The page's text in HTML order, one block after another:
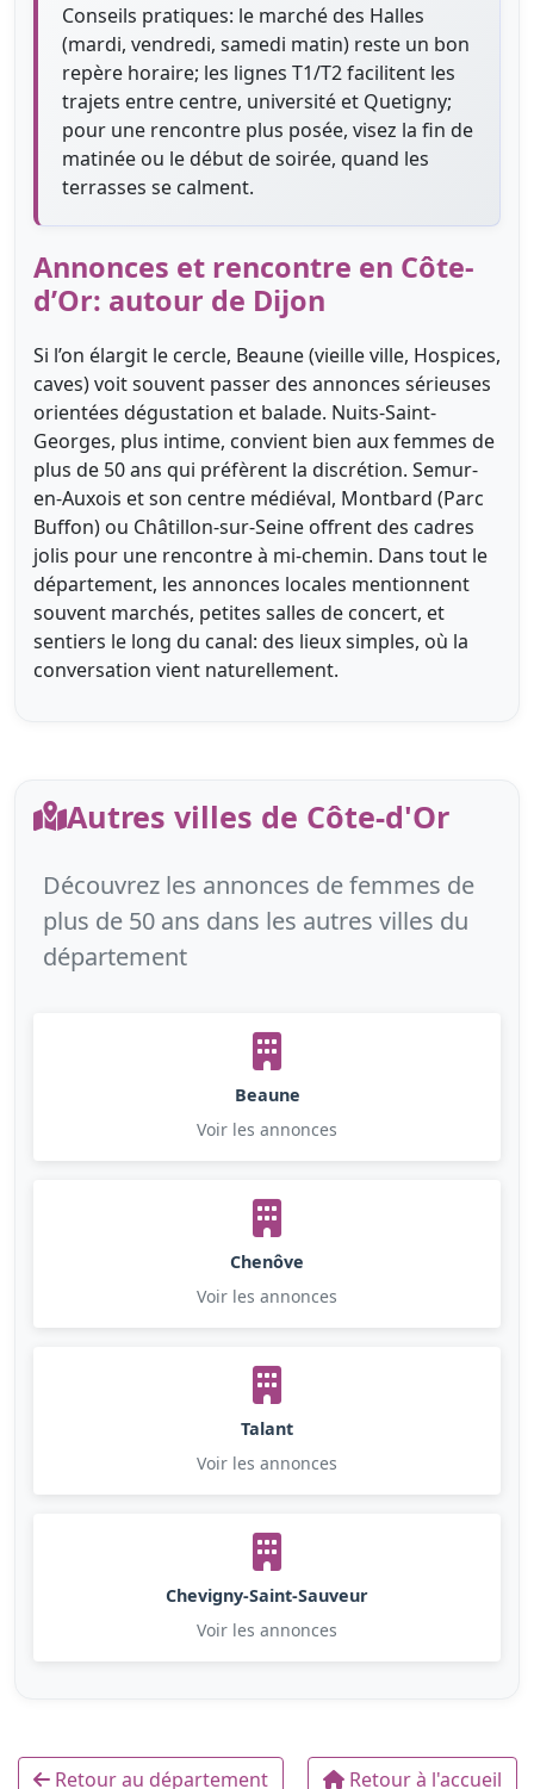
Conseils pratiques: le marché des Halles
(mardi, vendredi, samedi matin) reste un bon
repère horaire; les lignes T1/T2 facilitent les
trajets entre centre, université et Quetigny;
pour une rencontre plus posée, visez la fin de
matinée ou le début de soirée, quand les
terrasses se calment.
Annonces et rencontre en Côte-
d’Or: autour de Dijon
Si l’on élargit le cercle, Beaune (vieille ville, Hospices,
caves) voit souvent passer des annonces sérieuses
orientées dégustation et balade. Nuits-Saint-
Georges, plus intime, convient bien aux femmes de
plus de 50 ans qui préfèrent la discrétion. Semur-
en-Auxois et son centre médiéval, Montbard (Parc
Buffon) ou Châtillon-sur-Seine offrent des cadres
jolis pour une rencontre à mi-chemin. Dans tout le
département, les annonces locales mentionnent
souvent marchés, petites salles de concert, et
sentiers le long du canal: des lieux simples, où la
conversation vient naturellement.
Autres villes de Côte-d'Or
Découvrez les annonces de femmes de
plus de 50 ans dans les autres villes du
département
Beaune
Voir les annonces
Chenôve
Voir les annonces
Talant
Voir les annonces
Chevigny-Saint-Sauveur
Voir les annonces
Retour au département Retour à l'accueil